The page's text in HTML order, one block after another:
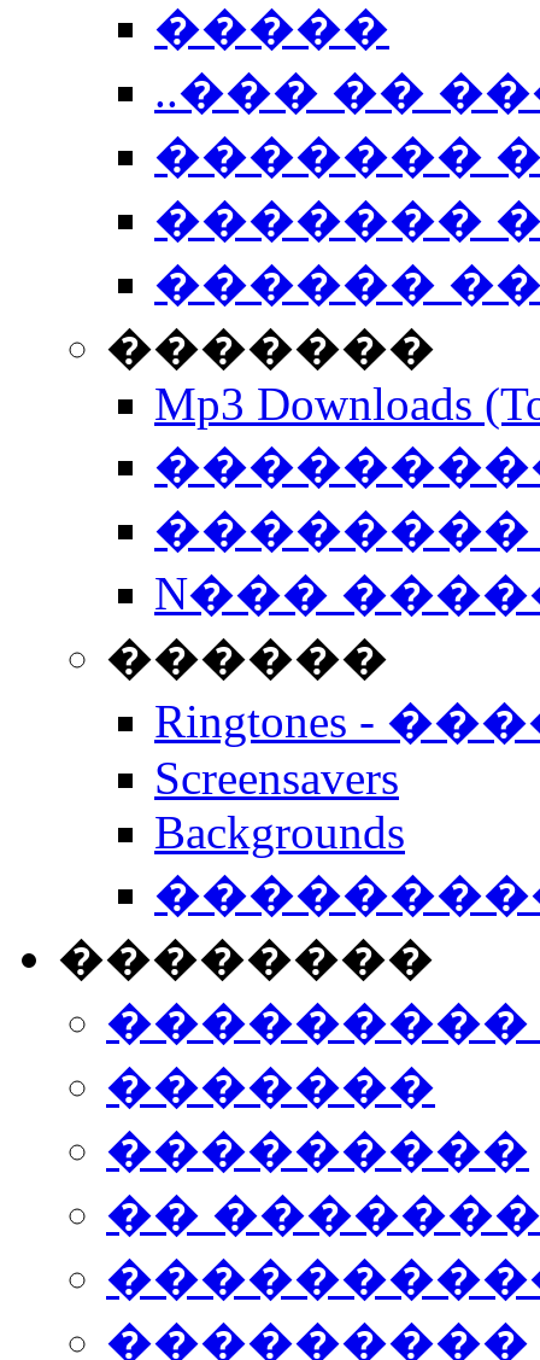
�����
..��� ��
�������
�������
������
�������
Mp3 Downloads
��������
N���
������
Ringtones -
Screensavers
Backgrounds
��������
���������
�������
���������
��
���������